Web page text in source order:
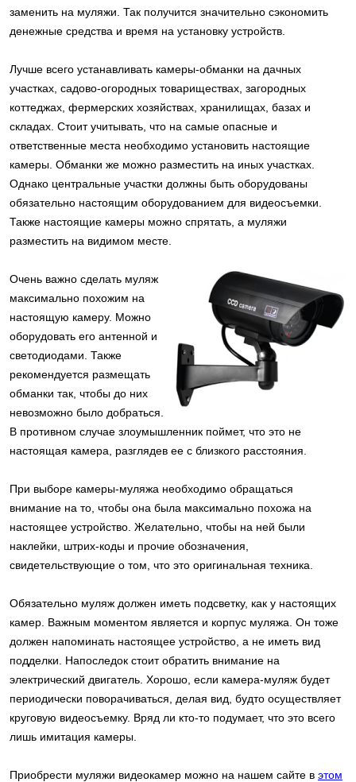
заменить на муляжи. Так получится значительно сэкономить
денежные средства и время на установку устройств.
Лучше всего устанавливать камеры-обманки на дачных
участках, садово-огородных товариществах, загородных
коттеджах, фермерских хозяйствах, хранилищах, базах и
складах. Стоит учитывать, что на самые опасные и
ответственные места необходимо установить настоящие
камеры. Обманки же можно разместить на иных участках.
Однако центральные участки должны быть оборудованы
обязательно настоящим оборудованием для видеосъемки.
Также настоящие камеры можно спрятать, а муляжи
разместить на видимом месте.
Очень важно сделать муляж
максимально похожим на
настоящую камеру. Можно
оборудовать его антенной и
светодиодами. Также
рекомендуется размещать
обманки так, чтобы до них
невозможно было добраться.
В противном случае злоумышленник поймет, что это не
настоящая камера, разглядев ее с близкого расстояния.
При выборе камеры-муляжа необходимо обращаться
внимание на то, чтобы она была максимально похожа на
настоящее устройство. Желательно, чтобы на ней были
наклейки, штрих-коды и прочие обозначения,
свидетельствующие о том, что это оригинальная техника.
Обязательно муляж должен иметь подсветку, как у настоящих
камер. Важным моментом является и корпус муляжа. Он тоже
должен напоминать настоящее устройство, а не иметь вид
подделки. Напоследок стоит обратить внимание на
электрический двигатель. Хорошо, если камера-муляж будет
периодически поворачиваться, делая вид, будто осуществляет
круговую видеосъемку. Вряд ли кто-то подумает, что это всего
лишь имитация камеры.
Приобрести муляжи видеокамер можно на нашем сайте в этом